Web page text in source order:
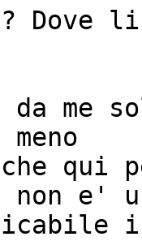
da me
qui
non e'